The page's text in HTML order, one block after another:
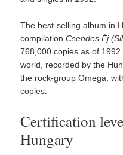
The best-selling album in
compilationCsendes Éj
768,000 copies as of
world, recorded by the
the rock-group Omega,
copies.
Certification
Hungary